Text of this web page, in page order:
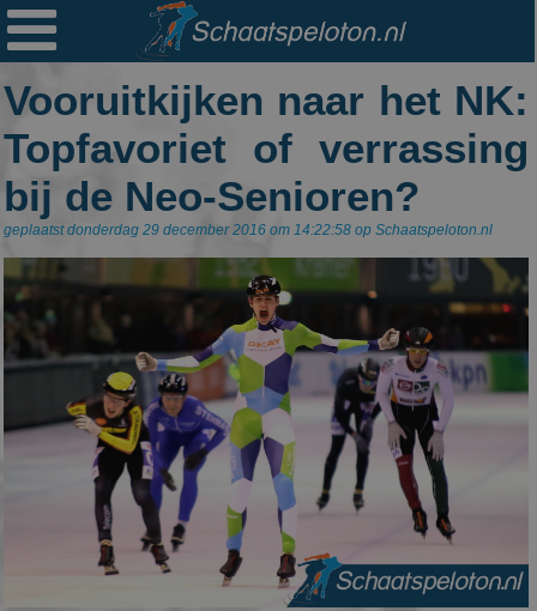

Vooruitkijken naar het NK:
Topfavoriet of verrassing
bij de Neo-Senioren?
geplaatst donderdag 29 december 2016 om 14:22:58 op Schaatspeloton.nl